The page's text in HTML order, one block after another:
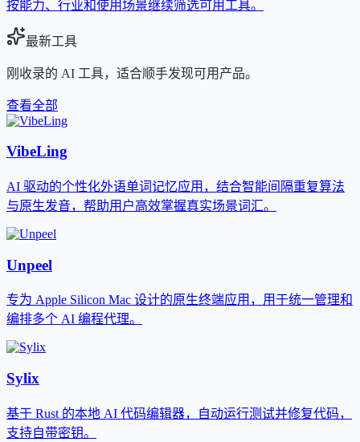
按能力、行业和使用场景继续筛选可用工具。
最新工具
刚收录的 AI 工具，适合顺手发现可用产品。
查看全部
VibeLing
AI 驱动的个性化外语单词记忆应用，结合智能间隔重复算法
与原生发音，帮助用户高效掌握真实场景词汇。
Unpeel
专为 Apple Silicon Mac 设计的原生终端应用，用于统一管理和
编排多个 AI 编程代理。
Sylix
基于 Rust 的本地 AI 代码编辑器，自动运行测试并修复代码，
支持自带密钥。